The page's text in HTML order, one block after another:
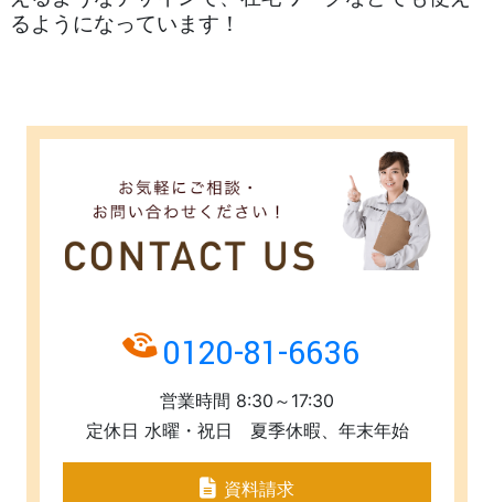
るようになっています！
0120-81-6636
営業時間 8:30～17:30
定休日 水曜・祝日 夏季休暇、年末年始
資料請求